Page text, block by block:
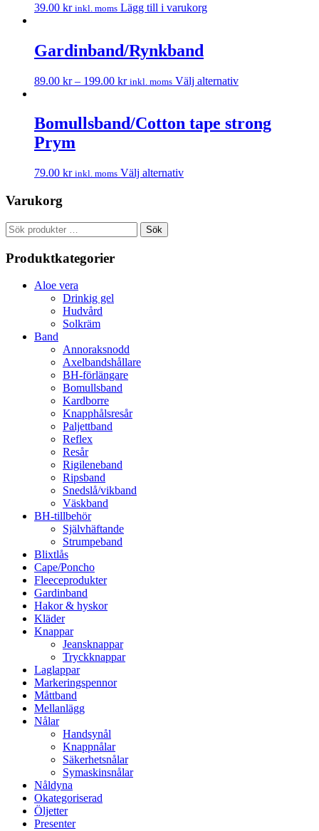
39.00 kr inkl. moms Lägg till i varukorg
Gardinband/Rynkband
89.00 kr– 199.00 kr inkl. moms Välj alternativ
Bomullsband/Cotton tape strong
Prym
79.00 kr inkl. moms Välj alternativ
Varukorg
Sök
efter:
Sök
Produktkategorier
Aloe vera
Drinkig gel
Hudvård
Solkräm
Band
Annoraksnodd
Axelbandshållare
BH-förlängare
Bomullsband
Kardborre
Knapphålsresår
Paljettband
Reflex
Resår
Rigileneband
Ripsband
Snedslå/vikband
Väskband
BH-tillbehör
Självhäftande
Strumpeband
Blixtlås
Cape/Poncho
Fleeceprodukter
Gardinband
Hakor & hyskor
Kläder
Knappar
Jeansknappar
Tryckknappar
Laglappar
Markeringspennor
Måttband
Mellanlägg
Nålar
Handsynål
Knappnålar
Säkerhetsnålar
Symaskinsnålar
Nåldyna
Okategoriserad
Öljetter
Presenter